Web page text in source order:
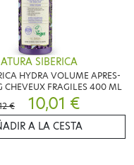
SIBERICA
HYDRA VOLUME APRES-
CHEVEUX FRAGILES 400 ML
€
10,01 €
A LA CESTA